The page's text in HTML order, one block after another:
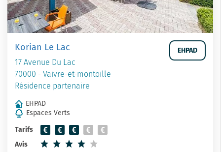
Korian Le Lac
17 Avenue Du Lac
70000 - Vaivre-et-montoille
Résidence partenaire
EHPAD
EHPAD
Espaces Verts
Tarifs
Avis